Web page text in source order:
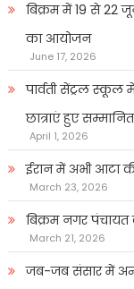
बिक्रम में 19 से 22
का आयोजन
June 17, 2026
पार्वती सेंट्रल स्कूल में
छात्राएं हुए सम्मानित
April 1, 2026
ईरान में अभी आटा
March 23, 2026
बिक्रम नगर पंचायत
March 21, 2026
जब-जब संसार में